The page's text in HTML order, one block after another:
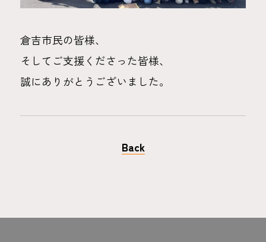
倉吉市民の皆様、
そしてご支援くださった皆様、
誠にありがとうございました。
Back